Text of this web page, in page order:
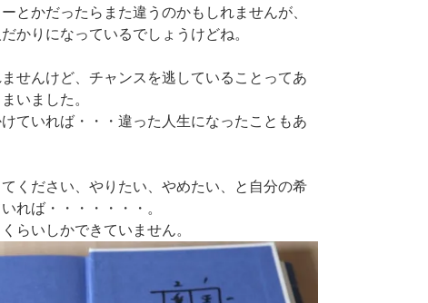
とかだったらまた違うのかもしれませんが、
かりになっているでしょうけどね。
せんけど、チャンスを逃していることってあ
いました。
ていれば・・・違った人生になったこともあ
ください、やりたい、やめたい、と自分の希
れば・・・・・・・。
らいしかできていません。